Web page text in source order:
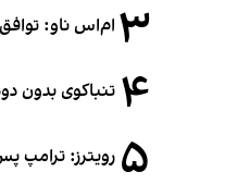
۳ ام‌اس ناو:
۴ تنباکوی بدون
۵ رویترز: ترامپ